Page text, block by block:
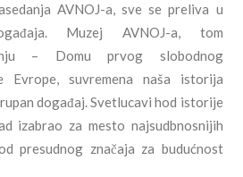
AVNOJ-a, sve se preliva u
Muzej AVNOJ-a, tom
– Domu prvog slobodnog
Evrope, suvremena naša istorija
događaj. Svetlucavi hod istorije
izabrao za mesto najsudbnosnijih
presudnog značaja za budućnost